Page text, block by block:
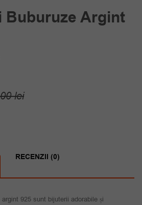
Buburuze Argint
leiPrețul
75.00 lei.
Prețul
RECENZII (0)
925 sunt bijuterii adorabile și